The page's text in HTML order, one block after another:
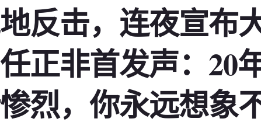
反击，连夜宣布
正非首发声：20
烈，你永远想象